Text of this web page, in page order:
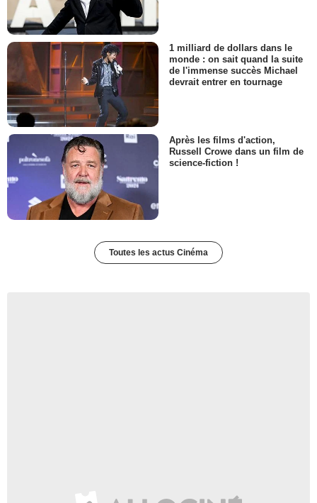
1 milliard de dollars dans le
monde : on sait quand la suite
de l'immense succès Michael
devrait entrer en tournage
Après les films d'action,
Russell Crowe dans un film de
science-fiction !
Toutes les actus Cinéma